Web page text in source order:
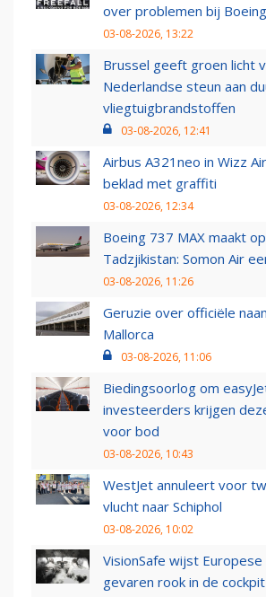
over problemen bij Boeing
03-08-2026, 13:22
Brussel geeft groen licht
Nederlandse steun aan
vliegtuigbrandstoffen
03-08-2026, 12:41
Airbus A321neo in Wizz
beklad met graffiti
03-08-2026, 12:34
Boeing 737 MAX maakt
Tadzjikistan: Somon Air
03-08-2026, 11:26
Geruzie over officiële
Mallorca
03-08-2026, 11:06
Biedingsoorlog om
investeerders krijgen
voor bod
03-08-2026, 10:43
WestJet annuleert voor
vlucht naar Schiphol
03-08-2026, 10:02
VisionSafe wijst Europese
gevaren rook in de cockpit